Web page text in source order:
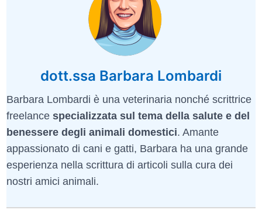
dott.ssa Barbara Lombardi
Barbara Lombardi è una veterinaria nonché scrittrice
freelance specializzata sul tema della salute e del
benessere degli animali domestici. Amante
appassionato di cani e gatti, Barbara ha una grande
esperienza nella scrittura di articoli sulla cura dei
nostri amici animali.